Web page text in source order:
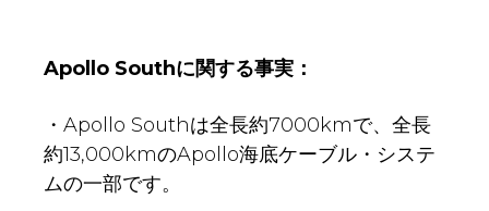
Apollo Southに関する事実：
・Apollo Southは全長約7000kmで、全長
約13,000kmのApollo海底ケーブル・システ
ムの一部です。